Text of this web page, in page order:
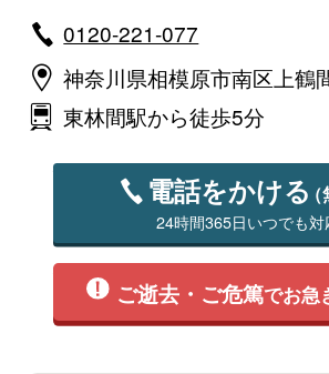
0120-221-077
神奈川県相模原市南区上鶴
東林間駅から徒歩5分
電話をかける（
24時間365日いつでも対
ご逝去・ご危篤でお急